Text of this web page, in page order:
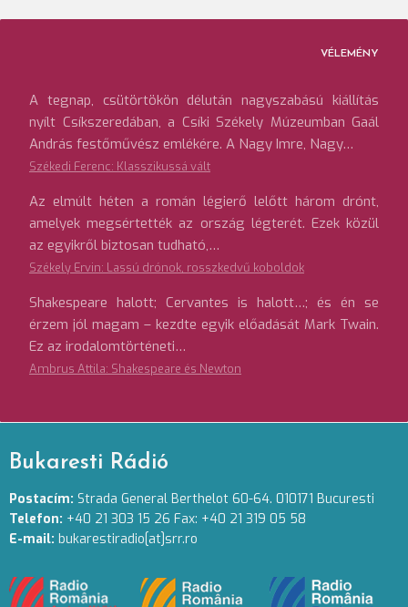
lapozása
VÉLEMÉNY
A tegnap, csütörtökön délután nagyszabású kiállítás
nyílt Csíkszeredában, a Csíki Székely Múzeumban Gaál
András festőművész emlékére. A Nagy Imre, Nagy…
Székedi Ferenc: Klasszikussá vált
Az elmúlt héten a román légierő lelőtt három drónt,
amelyek megsértették az ország légterét. Ezek közül
az egyikről biztosan tudható,…
Székely Ervin: Lassú drónok, rosszkedvű koboldok
Shakespeare halott; Cervantes is halott…; és én se
érzem jól magam – kezdte egyik előadását Mark Twain.
Ez az irodalomtörténeti…
Ambrus Attila: Shakespeare és Newton
Bukaresti Rádió
Postacím: Strada General Berthelot 60-64. 010171 Bucuresti
Telefon: +40 21 303 15 26 Fax: +40 21 319 05 58
E-mail: bukarestiradio[at]srr.ro